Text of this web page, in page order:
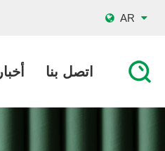
AR
أخبار اتصل بنا